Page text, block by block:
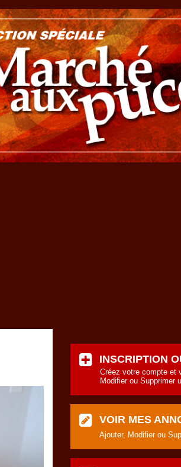
INSCRIPTION
Créez votre compte et
Modifier ou Supprimer
VOIR MES
Ajouter, Modifier ou